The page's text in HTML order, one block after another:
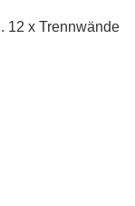
12 x Trennwände